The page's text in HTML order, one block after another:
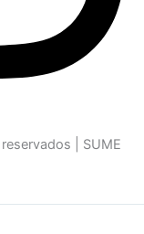
| SUME